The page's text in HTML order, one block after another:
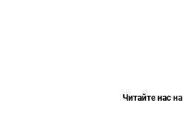
Читайте нас на